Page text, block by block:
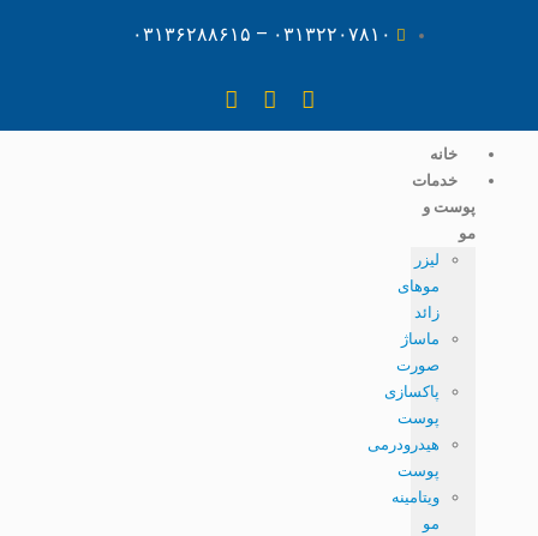
۰۳۱۳۲۲۰۷۸۱۰ – ۰۳۱۳۶۲۸۸۶۱۵
خانه
خدمات
پوست و
مو
لیزر
موهای
زائد
ماساژ
صورت
پاکسازی
پوست
هیدرودرمی
پوست
ویتامینه
مو